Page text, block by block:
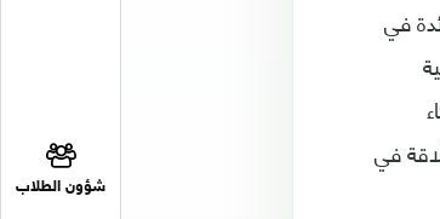
شؤون الطلاب
في
في